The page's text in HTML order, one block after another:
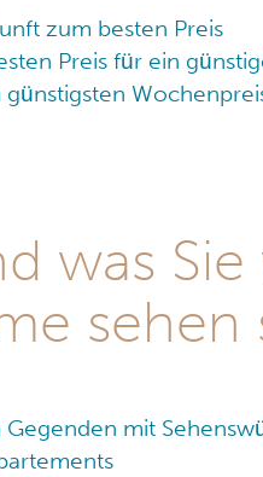
zum besten Preis
Preis für ein
was
sehen
mit